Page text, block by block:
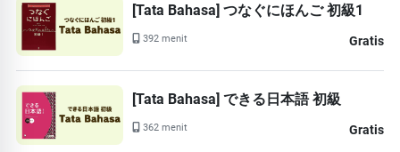
[Tata Bahasa] つなぐにほんご 初級1
392 menit Gratis
[Tata Bahasa] できる日本語 初級
362 menit Gratis